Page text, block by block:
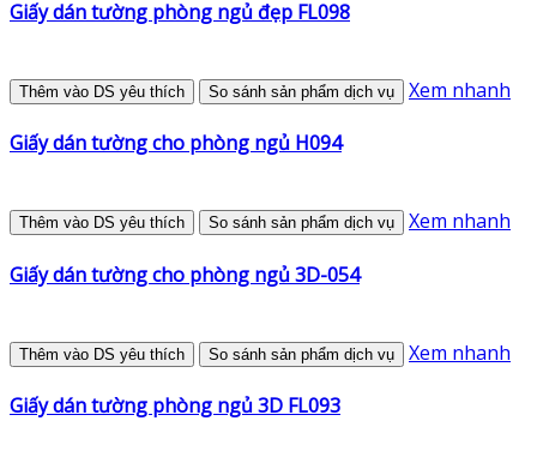
Giấy dán tường phòng ngủ đẹp FL098
Thêm vào DS yêu thích So sánh sản phẩm dịch vụ Xem nhanh
Giấy dán tường cho phòng ngủ H094
Thêm vào DS yêu thích So sánh sản phẩm dịch vụ Xem nhanh
Giấy dán tường cho phòng ngủ 3D-054
Thêm vào DS yêu thích So sánh sản phẩm dịch vụ Xem nhanh
Giấy dán tường phòng ngủ 3D FL093